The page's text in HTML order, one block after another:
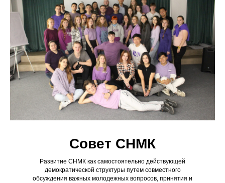
Совет СНМК
Развитие СНМК как самостоятельно действующей
демократической структуры путем совместного
обсуждения важных молодежных вопросов, принятия и